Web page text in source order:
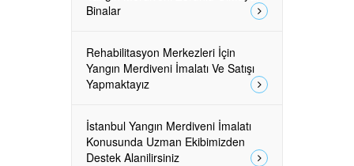
Binalar
Rehabilitasyon Merkezleri İçin
Yangın Merdiveni İmalatı Ve Satışı
Yapmaktayız
İstanbul Yangın Merdiveni İmalatı
Konusunda Uzman Ekibimizden
Destek Alanilirsiniz